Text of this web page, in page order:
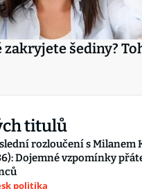
zakryjete šediny?
titulů
rozloučení s Milanem
Dojemné vzpomínky
politika